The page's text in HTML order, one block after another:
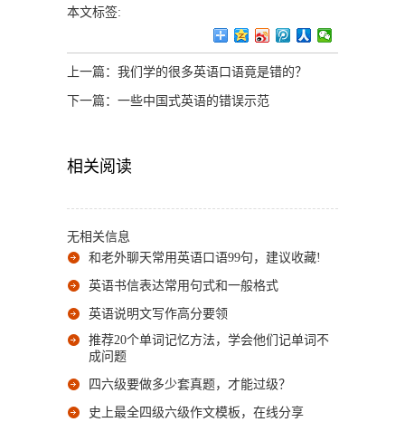
本文标签:
上一篇： 我们学的很多英语口语竟是错的？
下一篇： 一些中国式英语的错误示范
相关阅读
无相关信息
和老外聊天常用英语口语99句，建议收藏!
英语书信表达常用句式和一般格式
英语说明文写作高分要领
推荐20个单词记忆方法，学会他们记单词不
成问题
四六级要做多少套真题，才能过级？
史上最全四级六级作文模板，在线分享